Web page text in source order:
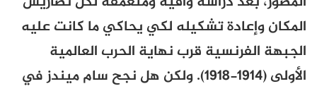
المكان وإعادة تشكيله لكي يحاكي ما كانت عليه
الجبهة الفرنسية قرب نهاية الحرب العالمية
الأولى (1914-1918). ولكن هل نجح سام ميندز في